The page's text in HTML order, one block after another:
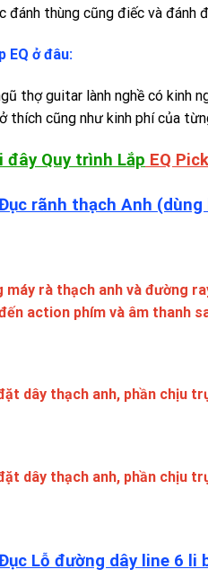
đánh thùng cũng điếc và đánh
EQ ở đâu:
thợ guitar lành nghề có kinh
thích cũng như kinh phí của
đây Quy trình Lắp EQ
rãnh thạch Anh
máy rà thạch anh và đường
action phím và âm thanh
dây thạch anh, phần chịu
dây thạch anh, phần chịu
Lỗ đường dây line 6 li